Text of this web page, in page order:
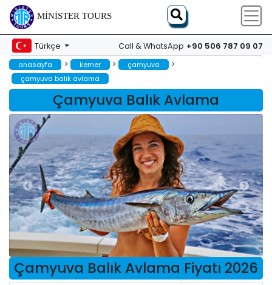
MINISTER TOURS
Türkçe Call & WhatsApp +90 506 787 09 07
anasayfa > kemer > çamyuva >
çamyuva balık avlama
Çamyuva Balık Avlama
Çamyuva Balık Avlama Fiyatı 2026